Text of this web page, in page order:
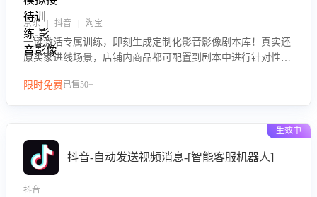
京东 | 抖音 | 淘宝
一键激活专属训练，即刻生成定制化影音影像剧本库！真实还
原买家进线场景，店铺内商品都可配置到剧本中进行针对性训
即开通”，快速获取影音影像类目剧本，一键开启客服培训。
限时免费已售50+
生效中
抖音-自动发送视频消息-[智能客服机器人]
抖音